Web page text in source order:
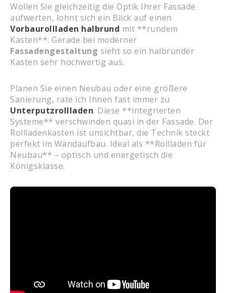
Wollen Sie gleichzeitig die Optik Ihrer Fassade
aufwerten, lohnt sich ein Blick auf einen
Vorbaurollladen halbrund mit **rundem
Kasten**. Gerade bei moderner
Fassadengestaltung sieht so ein halb­runder
Kasten sehr hochwertig aus.
Planen Sie einen Neubau oder eine größere
Sanierung, rate ich Ihnen fast immer zu
Unterputzrollladen. Diese **integrierten
Systeme** verschwinden quasi in der Fassade. Der
Rollladenkasten ist unsichtbar, die Technik steckt
perfekt im Wandaufbau. Ideal als **Rollladen für
Neubau** – optisch und energetisch die
Königsklasse.